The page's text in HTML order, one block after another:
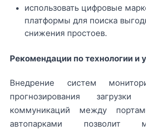
использовать цифровые
платформы для поиска
снижения простоев.
Рекомендации по технологии и
Внедрение систем
прогнозирования
коммуникаций между
автопарками позволит